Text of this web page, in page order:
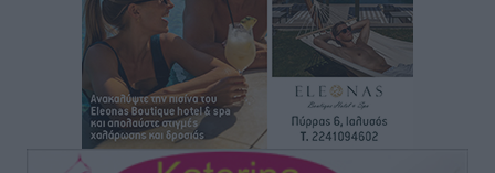
Τοπικές Ειδήσεις πριν 3 ώρες
15 Αυγούστου 2026: Πώς θα πληρωθούν όσοι
εργαστούν την αργία – Τι ισχύει για πενθήμερο,
εξαήμερο και άδειες
Ειδήσεις πριν 3 ώρες